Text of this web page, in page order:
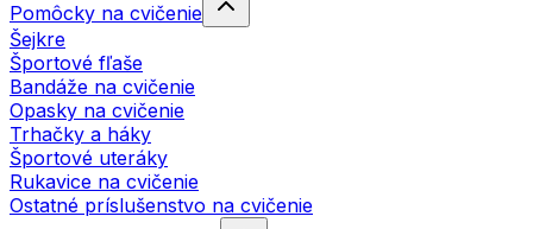
Pomôcky na cvičenie
Šejkre
Športové fľaše
Bandáže na cvičenie
Opasky na cvičenie
Trhačky a háky
Športové uteráky
Rukavice na cvičenie
Ostatné príslušenstvo na cvičenie